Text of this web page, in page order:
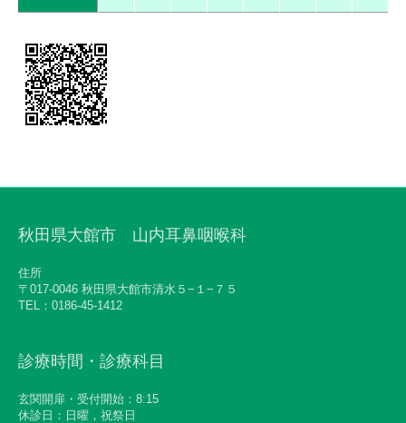
秋田県大館市 山内耳鼻咽喉科
住所
〒017-0046 秋田県大館市清水５−１−７５
TEL：0186-45-1412
診療時間・診療科目
玄関開扉・受付開始：8:15
休診日：日曜，祝祭日